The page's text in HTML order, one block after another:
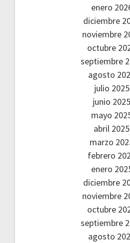
enero
diciembre
noviembre
octubre
septiembre
agosto
julio 2025
junio 2025
mayo
abril 2025
marzo
febrero
enero
diciembre
noviembre
octubre
septiembre
agosto